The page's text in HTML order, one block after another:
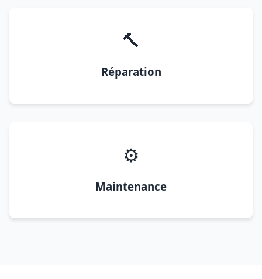
🔨
Réparation
⚙️
Maintenance